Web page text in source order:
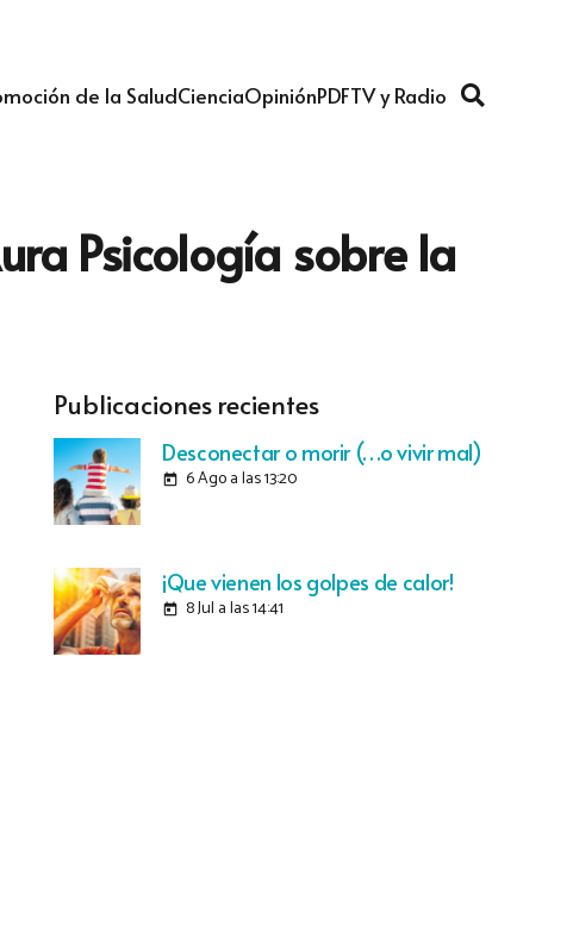
de la SaludCienciaOpiniónPDFTV y Radio
Psicología sobre la
Publicaciones recientes
Desconectar o morir (…o vivir mal)
today 6 Ago a las 13:20
¡Que vienen los golpes de calor!
today 8 Jul a las 14:41